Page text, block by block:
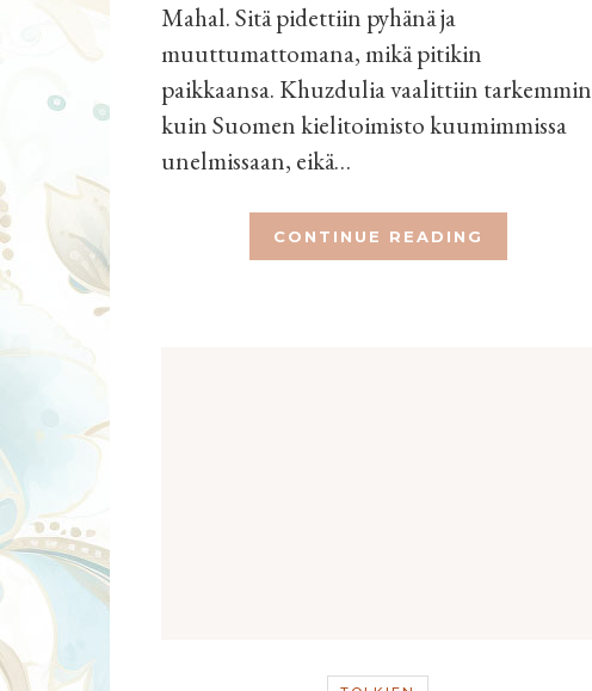
Mahal. Sitä pidettiin pyhänä ja
muuttumattomana, mikä pitikin
paikkaansa. Khuzdulia vaalittiin tarkemmin
kuin Suomen kielitoimisto kuumimmissa
unelmissaan, eikä…
CONTINUE READING